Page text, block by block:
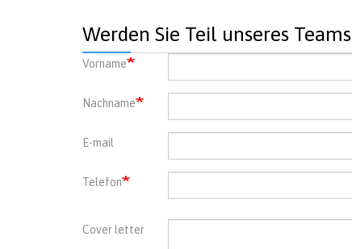
Werden Sie Teil unseres Teams
Vorname
Nachname
E-mail
Telefon
Cover letter